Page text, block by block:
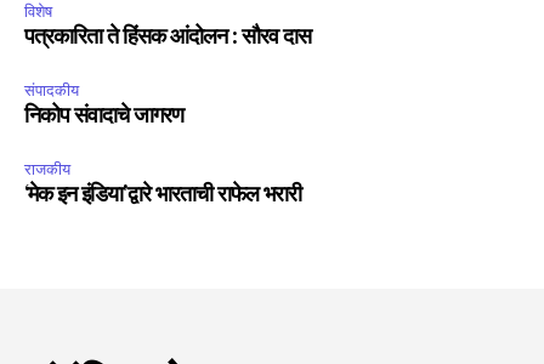
विशेष
पत्रकारिता ते हिंसक आंदोलन : सौरव दास
संपादकीय
निकोप संवादाचे जागरण
राजकीय
‘मेक इन इंडिया’द्वारे भारताची राफेल भरारी